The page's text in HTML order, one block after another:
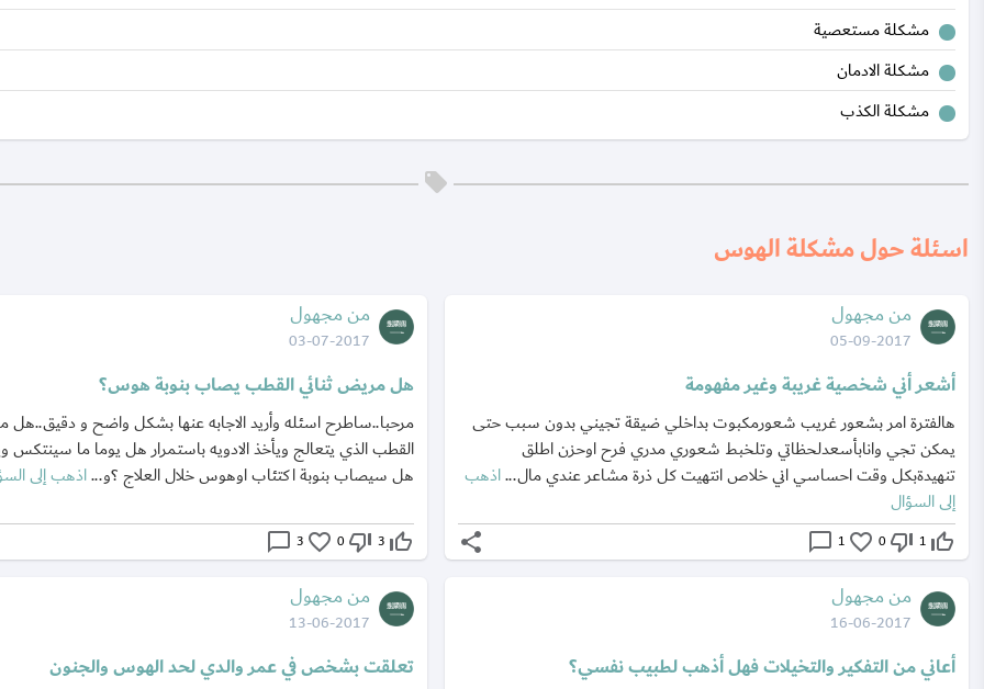
مشكلة مستعصية
مشكلة الادمان
مشكلة الكذب
اسئلة حول مشكلة الهوس
من مجهول
05-09-2017
أشعر أني شخصية غريبة وغير مفهومة
هالفترة امر بشعور غريب شعورمكبوت بداخلي ضيقة تجيني بدون سبب حتى
يمكن تجي وانابأسعدلحظاتي وتلخبط شعوري مدري فرح اوحزن اطلق
تنهيدةبكل وقت احساسي اني خلاص انتهيت كل ذرة مشاعر عندي مال...اذهب
إلى السؤال
thumb_up_off_alt
1
thumb_down_off_alt
0
favorite_border
1
chat_bubble_outline
share
من مجهول
03-07-2017
هل مريض ثنائي القطب يصاب بنوبة هوس؟
مرحبا..ساطرح اسئله وأريد الاجابه عنها بشكل واضح و دقيق..هل
القطب الذي يتعالج ويأخذ الادويه باستمرار هل يوما ما
هل سيصاب بنوبة اكتئاب اوهوس خلال العلاج ؟و...اذهب إلى
thumb_up_off_alt
3
thumb_down_off_alt
0
favorite_border
3
chat_bubble_outline
من مجهول
16-06-2017
أعاني من التفكير والتخيلات فهل أذهب لطبيب نفسي؟
من مجهول
13-06-2017
تعلقت بشخص في عمر والدي لحد الهوس والجنون